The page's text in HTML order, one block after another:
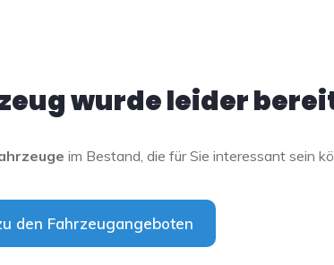
wurde leider
im Bestand, die für Sie interessant sein
den Fahrzeugangeboten